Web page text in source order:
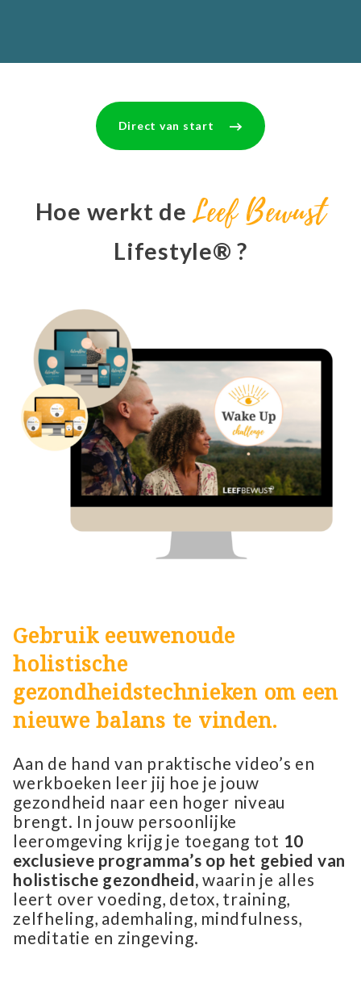
Direct van start
Hoe werkt de Leef Bewust
Lifestyle® ?
Gebruik eeuwenoude
holistische
gezondheidstechnieken om een
nieuwe balans te vinden.
Aan de hand van praktische video’s en
werkboeken leer jij hoe je jouw
gezondheid naar een hoger niveau
brengt. In jouw persoonlijke
leeromgeving krijg je toegang tot 10
exclusieve programma’s op het gebied van
holistische gezondheid, waarin je alles
leert over voeding, detox, training,
zelfheling, ademhaling, mindfulness,
meditatie en zingeving.